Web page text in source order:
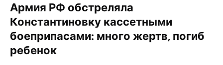
Армия РФ обстреляла
Константиновку кассетными
боеприпасами: много жертв, погиб
ребенок